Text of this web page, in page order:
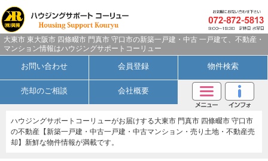
大東市 東大阪市 四條畷市 門真市 守口市の新築一戸建・中古 一戸建て、不動産・
マンション情報はハウジングサポートコーリュー
お問い合わせ 会員登録 物件検索
売却のご相談 会社概要
ハウジングサポートコーリューがお届けする大東市 門真市 四條畷市 守口市
の不動産【新築一戸建・中古一戸建・中古マンション・売り土地・不動産売
却】新鮮な物件情報が満載です。